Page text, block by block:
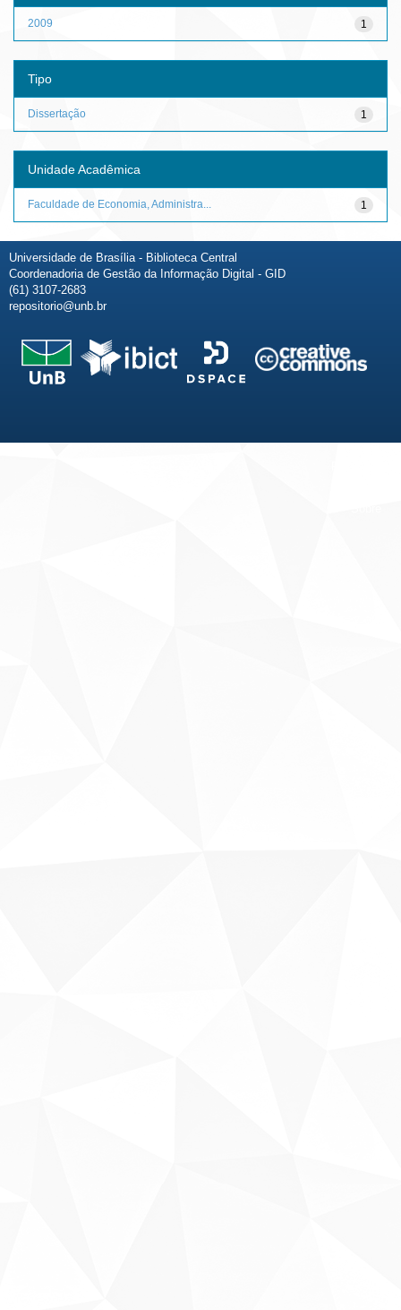
1
2009
Tipo
1
Dissertação
Unidade Acadêmica
1
Faculdade de Economia, Administra...
Universidade de Brasília - Biblioteca Central
Coordenadoria de Gestão da Informação Digital - GID
(61) 3107-2683
repositorio@unb.br